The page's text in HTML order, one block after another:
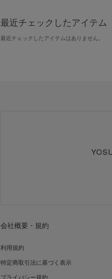
最近チェックしたアイテム
最近チェックしたアイテムはありません。
会社概要・規約
利用規約
特定商取引法に基づく表示
プライバシー規約